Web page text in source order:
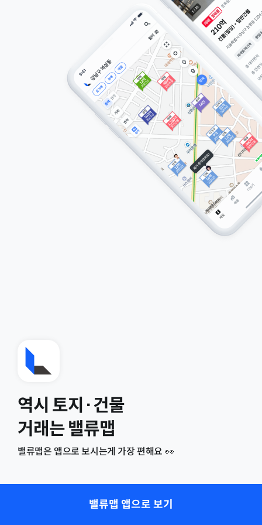
역시 토지·건물
거래는 밸류맵
밸류맵은 앱으로 보시는게 가장 편해요 👀
밸류맵 앱으로 보기